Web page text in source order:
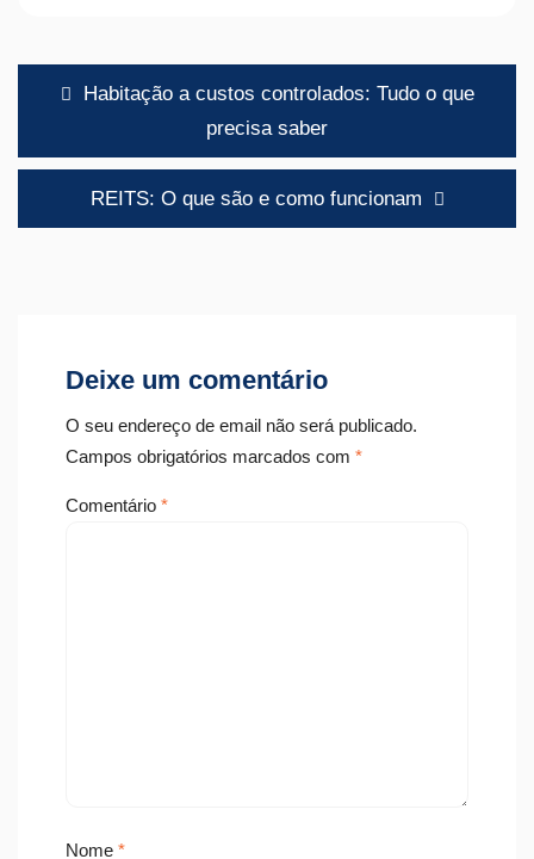
Navegação
artigos
Habitação a custos controlados: Tudo o que
precisa saber
REITS: O que são e como funcionam
Deixe um comentário
O seu endereço de email não será publicado.
Campos obrigatórios marcados com *
Comentário *
Nome *